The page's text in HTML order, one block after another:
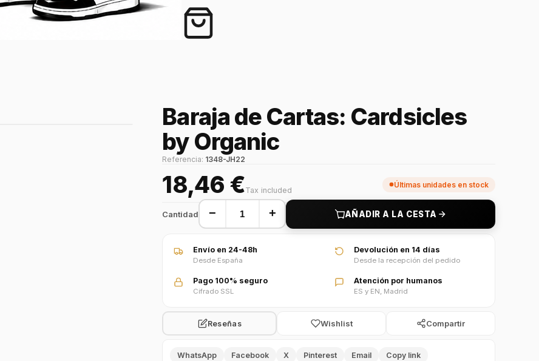
Baraja de Cartas: Cardsicles
by Organic
Referencia: 1348-JH22
18,46 €Tax included
Últimas unidades en stock
Cantidad − + AÑADIR A LA CESTA
Envío en 24-48h
Desde España
Devolución en 14 días
Desde la recepción del pedido
Pago 100% seguro
Cifrado SSL
Atención por humanos
ES y EN, Madrid
Reseñas Wishlist Compartir
WhatsApp Facebook X Pinterest Email Copy link